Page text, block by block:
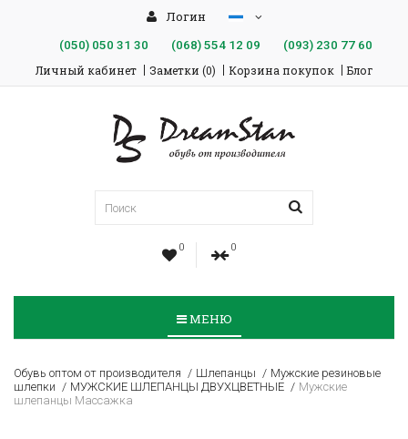
Логин
(050)050 31 30 (068)554 12 09 (093)230 77 60
Личный кабинет Заметки (0) Корзина покупок Блог
0 0
МЕНЮ
Обувь оптом от производителя Шлепанцы
Мужские резиновые
шлепки
МУЖСКИЕ ШЛЕПАНЦЫ ДВУХЦВЕТНЫЕ
Мужские
шлепанцы Массажка